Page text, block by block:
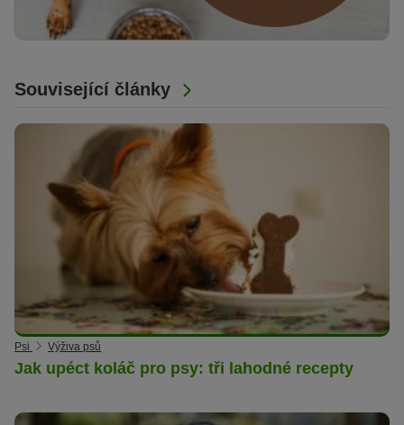
Související články
Psi Výživa psů
Jak upéct koláč pro psy: tři lahodné recepty